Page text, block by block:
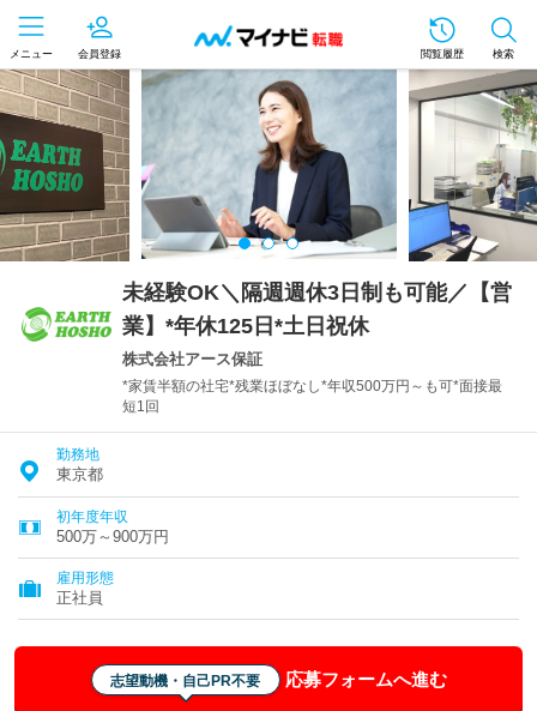
メニュー 会員登録 閲覧履歴 検索
未経験OK＼隔週週休3日制も可能／【営
業】*年休125日*土日祝休
株式会社アース保証
*家賃半額の社宅*残業ほぼなし*年収500万円～も可*面接最
短1回
勤務地
東京都
初年度年収
500万～900万円
雇用形態
正社員
志望動機・自己PR不要 応募フォームへ進む